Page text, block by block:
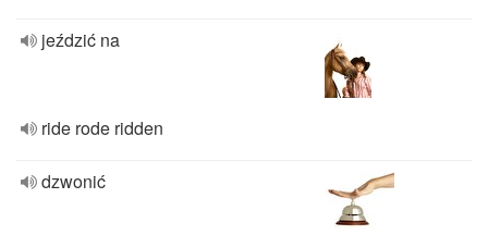
jeździć na
ride rode ridden
dzwonić